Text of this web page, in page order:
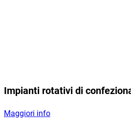
Impianti rotativi di
Maggiori info